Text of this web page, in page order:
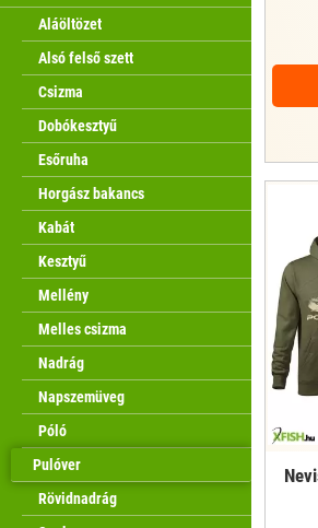
Aláöltözet
Alsó felső szett
Csizma
Dobókesztyű
Esőruha
Horgász bakancs
Kabát
Kesztyű
Mellény
Melles csizma
Nadrág
Napszemüveg
Póló
Pulóver
Rövidnadrág